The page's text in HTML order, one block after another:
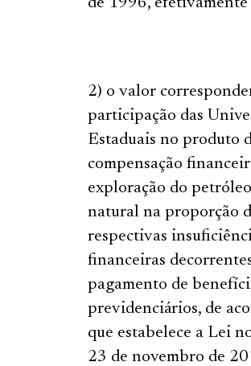
de 1996, efetivamente
2) o valor
participação das
Estaduais no produto
compensação
exploração do petróleo
natural na proporção
respectivas
financeiras
pagamento de
previdenciários, de
que estabelece a Lei
23 de novembro de